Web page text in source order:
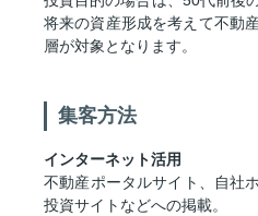
将来の資産形成を考えて不動
層が対象となります。
集客方法
インターネット活用
不動産ポータルサイト、自社
投資サイトなどへの掲載。